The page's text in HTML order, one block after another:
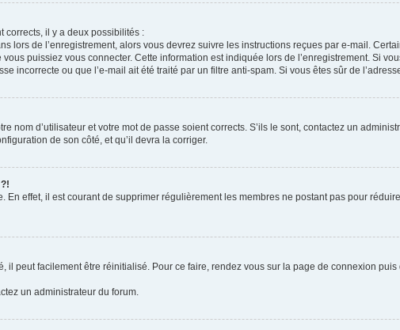
corrects, il y a deux possibilités :
lors de l’enregistrement, alors vous devrez suivre les instructions reçues par e-mail.
puissiez vous connecter. Cette information est indiquée lors de l’enregistrement. Si
incorrecte ou que l’e-mail ait été traité par un filtre anti-spam. Si vous êtes sûr de
nom d’utilisateur et votre mot de passe soient corrects. S’ils le sont, contactez un
de son côté, et qu’il devra la corriger.
En effet, il est courant de supprimer régulièrement les membres ne postant pas pour
il peut facilement être réinitialisé. Pour ce faire, rendez vous sur la page de connexion puis
un administrateur du forum.